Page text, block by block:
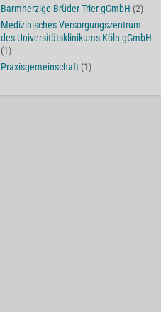
Barmherzige Brüder Trier gGmbH (2)
Medizinisches Versorgungszentrum
des Universitätsklinikums Köln gGmbH
(1)
Praxisgemeinschaft (1)